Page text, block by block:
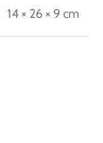
14 × 26 × 9 cm